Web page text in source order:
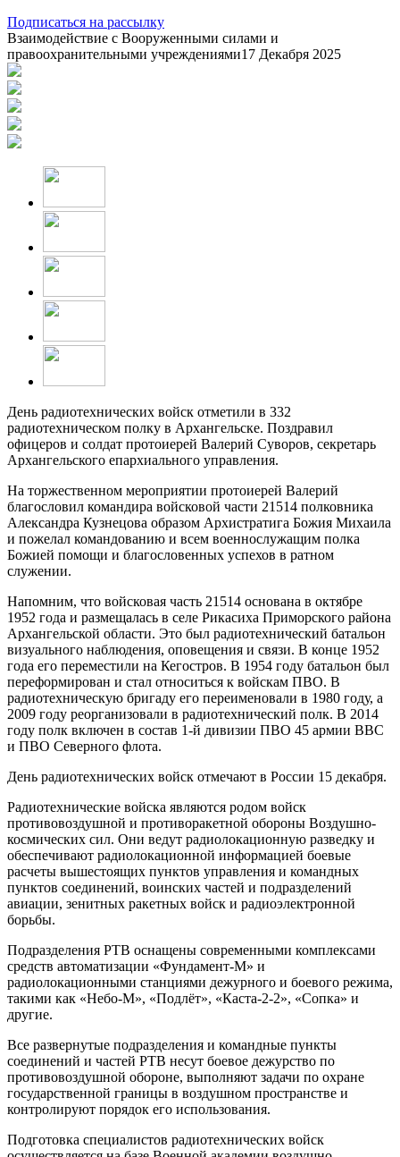
Подписаться на рассылку
Взаимодействие с Вооруженными силами и
правоохранительными учреждениями17 Декабря 2025
День радиотехнических войск отметили в 332
радиотехническом полку в Архангельске. Поздравил
офицеров и солдат протоиерей Валерий Суворов, секретарь
Архангельского епархиального управления.
На торжественном мероприятии протоиерей Валерий
благословил командира войсковой части 21514 полковника
Александра Кузнецова образом Архистратига Божия Михаила
и пожелал командованию и всем военнослужащим полка
Божией помощи и благословенных успехов в ратном
служении.
Напомним, что войсковая часть 21514 основана в октябре
1952 года и размещалась в селе Рикасиха Приморского района
Архангельской области. Это был радиотехнический батальон
визуального наблюдения, оповещения и связи. В конце 1952
года его переместили на Кегостров. В 1954 году батальон был
переформирован и стал относиться к войскам ПВО. В
радиотехническую бригаду его переименовали в 1980 году, а
2009 году реорганизовали в радиотехнический полк. В 2014
году полк включен в состав 1-й дивизии ПВО 45 армии ВВС
и ПВО Северного флота.
День радиотехнических войск отмечают в России 15 декабря.
Радиотехнические войска являются родом войск
противовоздушной и противоракетной обороны Воздушно-
космических сил. Они ведут радиолокационную разведку и
обеспечивают радиолокационной информацией боевые
расчеты вышестоящих пунктов управления и командных
пунктов соединений, воинских частей и подразделений
авиации, зенитных ракетных войск и радиоэлектронной
борьбы.
Подразделения РТВ оснащены современными комплексами
средств автоматизации «Фундамент-М» и
радиолокационными станциями дежурного и боевого режима,
такими как «Небо-М», «Подлёт», «Каста-2-2», «Сопка» и
другие.
Все развернутые подразделения и командные пункты
соединений и частей РТВ несут боевое дежурство по
противовоздушной обороне, выполняют задачи по охране
государственной границы в воздушном пространстве и
контролируют порядок его использования.
Подготовка специалистов радиотехнических войск